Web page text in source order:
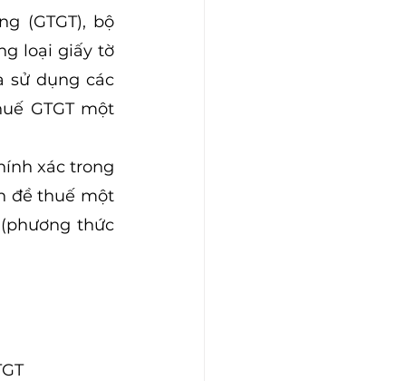
(GTGT), bộ
loại giấy tờ
sử dụng các
GTGT một
xác trong
đề thuế một
thức